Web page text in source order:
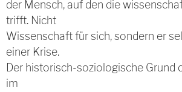
der Mensch, auf den die
trifft. Nicht
Wissenschaft für sich, sondern er
einer Krise.
Der historisch-soziologische Grund
im